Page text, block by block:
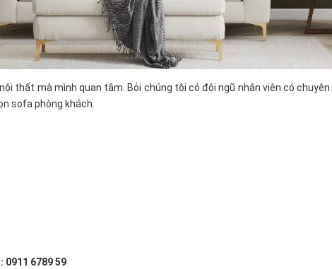
thất mà mình quan tâm. Bỏi chúng tôi có đội ngũ nhân viên có
sofa phòng khách.
0911 6789 59